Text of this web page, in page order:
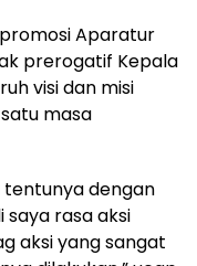
Aparatur
prerogatif Kepala
visi dan misi
masa
tentunya dengan
rasa aksi
aksi yang sangat